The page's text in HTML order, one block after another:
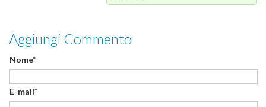
Aggiungi Commento
Nome*
E-mail*